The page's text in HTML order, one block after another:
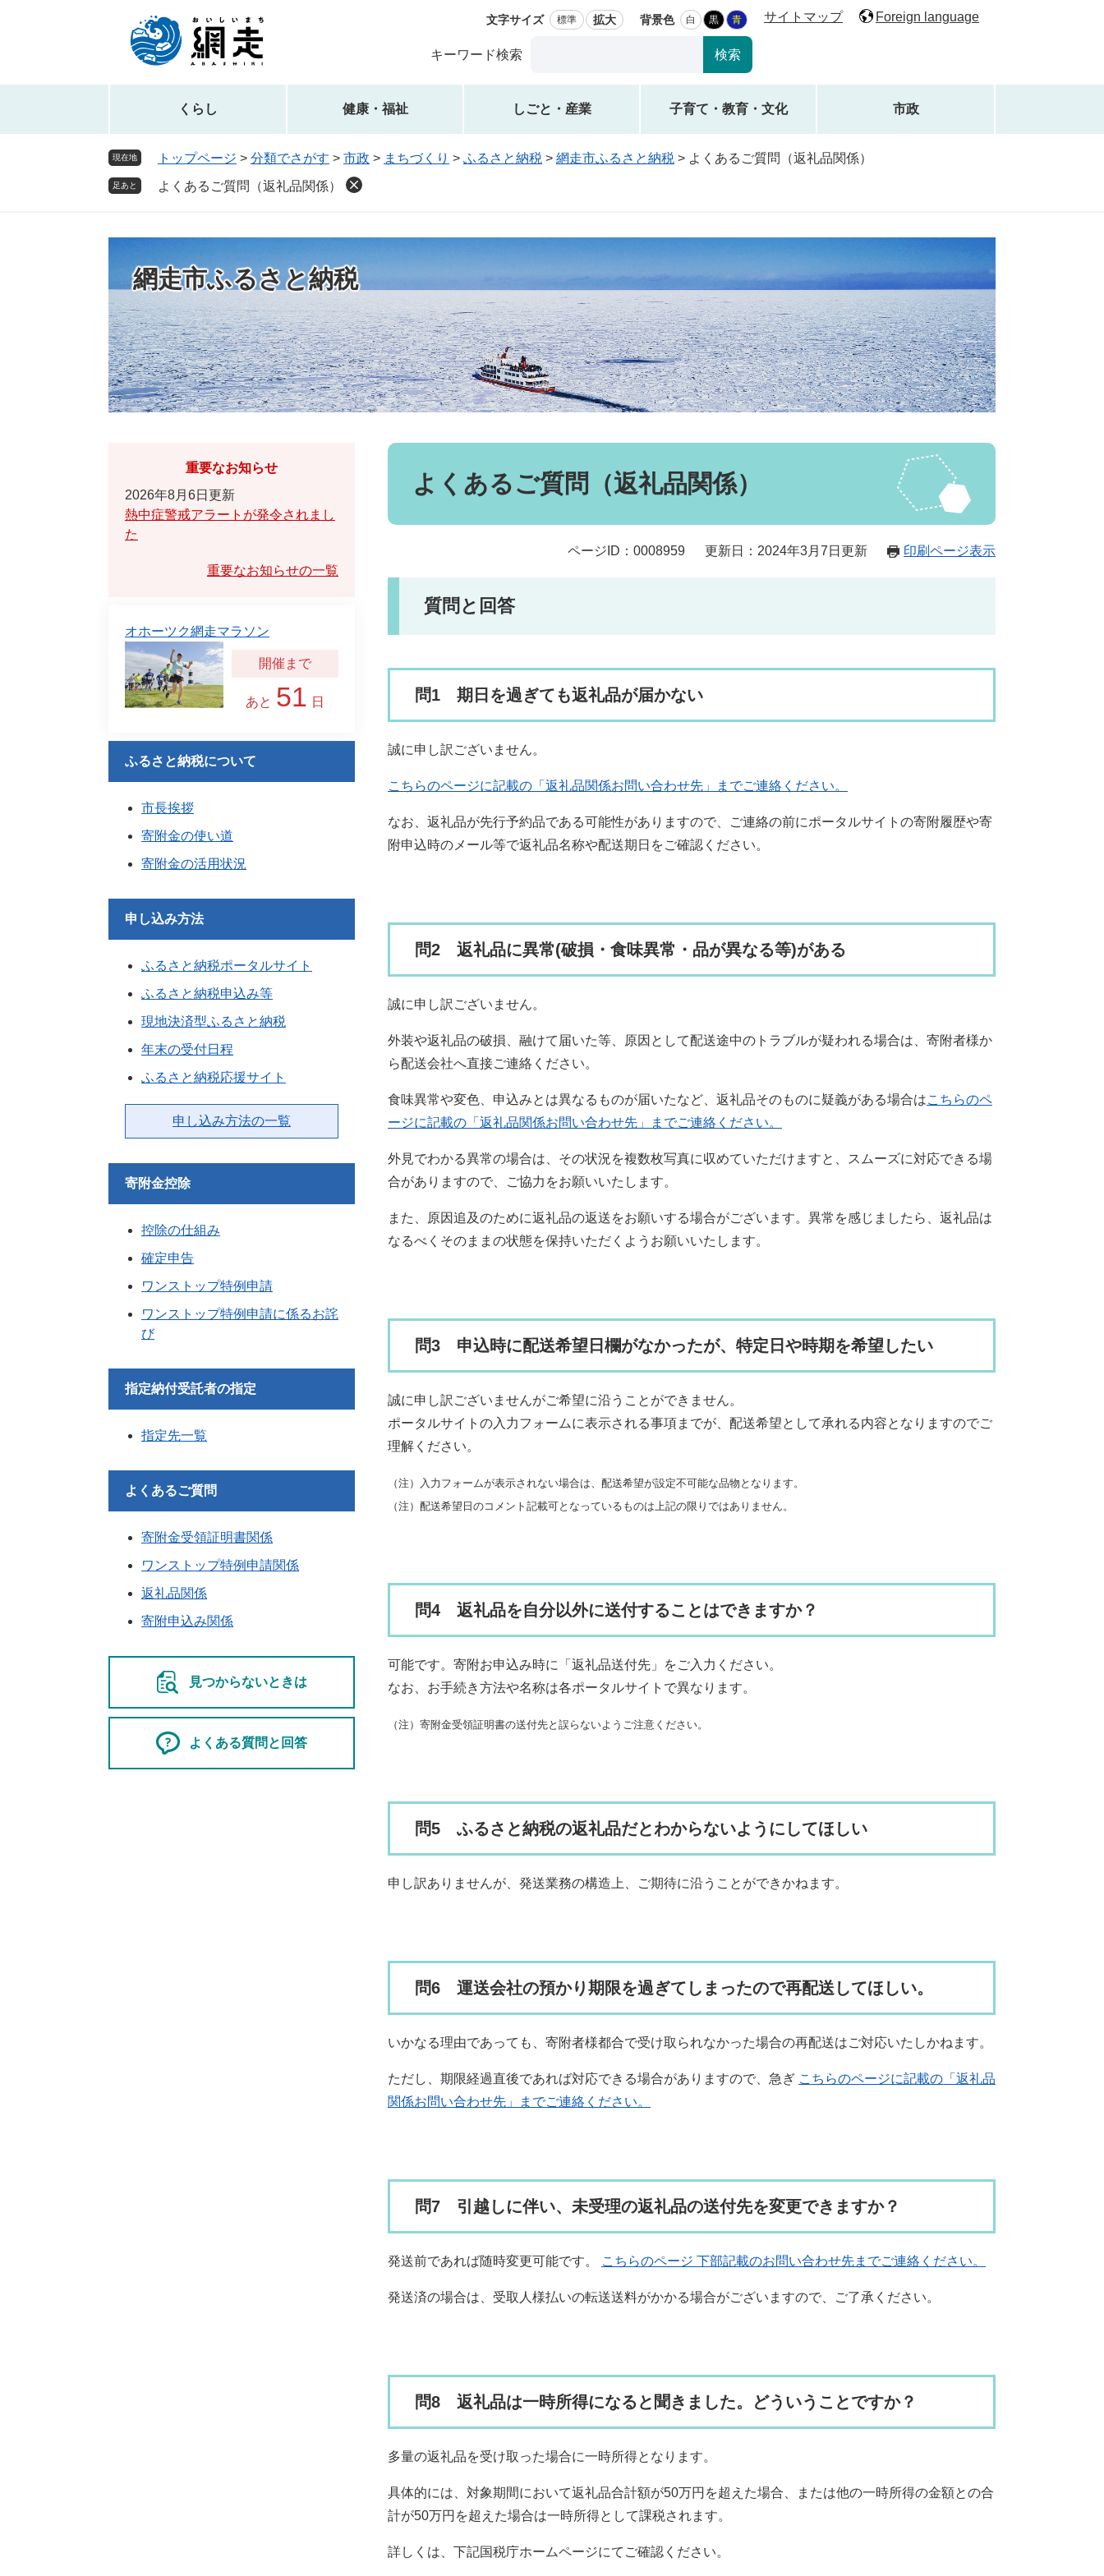
先
を
文字サイズ 標準 拡大 背景色 白 黒 青 サイトマップ Foreign language
キーワード検索
ス
タ
索
くらし 健康・福祉 しごと・産業 子育て・教育・文化 市政
現在地 トップページ > 分類でさがす > 市政 > まちづくり > ふるさと納税 > 網走市ふるさと納税 > よくあるご質問（返礼品関係）
足あと よくあるご質問（返礼品関係）
網走市ふるさと納税
本
よくあるご質問（返礼品関係）
ページID：0008959 更新日：2024年3月7日更新 印刷ページ表示
質問と回答
問1 期日を過ぎても返礼品が届かない
誠に申し訳ございません。
こちらのページに記載の「返礼品関係お問い合わせ先」までご連絡ください。
なお、返礼品が先行予約品である可能性がありますので、ご連絡の前にポータルサイトの寄附履歴や寄
附申込時のメール等で返礼品名称や配送期日をご確認ください。
問2 返礼品に異常(破損・食味異常・品が異なる等)がある
誠に申し訳ございません。
外装や返礼品の破損、融けて届いた等、原因として配送途中のトラブルが疑われる場合は、寄附者様か
ら配送会社へ直接ご連絡ください。
食味異常や変色、申込みとは異なるものが届いたなど、返礼品そのものに疑義がある場合はこちらのペ
ージに記載の「返礼品関係お問い合わせ先」までご連絡ください。
外見でわかる異常の場合は、その状況を複数枚写真に収めていただけますと、スムーズに対応できる場
合がありますので、ご協力をお願いいたします。
また、原因追及のために返礼品の返送をお願いする場合がございます。異常を感じましたら、返礼品は
なるべくそのままの状態を保持いただくようお願いいたします。
問3 申込時に配送希望日欄がなかったが、特定日や時期を希望したい
誠に申し訳ございませんがご希望に沿うことができません。
ポータルサイトの入力フォームに表示される事項までが、配送希望として承れる内容となりますのでご
理解ください。
（注）入力フォームが表示されない場合は、配送希望が設定不可能な品物となります。
（注）配送希望日のコメント記載可となっているものは上記の限りではありません。
問4 返礼品を自分以外に送付することはできますか？
可能です。寄附お申込み時に「返礼品送付先」をご入力ください。
なお、お手続き方法や名称は各ポータルサイトで異なります。
（注）寄附金受領証明書の送付先と誤らないようご注意ください。
問5 ふるさと納税の返礼品だとわからないようにしてほしい
申し訳ありませんが、発送業務の構造上、ご期待に沿うことができかねます。
問6 運送会社の預かり期限を過ぎてしまったので再配送してほしい。
いかなる理由であっても、寄附者様都合で受け取られなかった場合の再配送はご対応いたしかねます。
ただし、期限経過直後であれば対応できる場合がありますので、急ぎ こちらのページに記載の「返礼品
関係お問い合わせ先」までご連絡ください。
問7 引越しに伴い、未受理の返礼品の送付先を変更できますか？
発送前であれば随時変更可能です。 こちらのページ 下部記載のお問い合わせ先までご連絡ください。
発送済の場合は、受取人様払いの転送送料がかかる場合がございますので、ご了承ください。
問8 返礼品は一時所得になると聞きました。どういうことですか？
多量の返礼品を受け取った場合に一時所得となります。
具体的には、対象期間において返礼品合計額が50万円を超えた場合、または他の一時所得の金額との合
計が50万円を超えた場合は一時所得として課税されます。
詳しくは、下記国税庁ホームページにてご確認ください。
重要なお知らせ
2026年8月6日更新
熱中症警戒アラートが発令されまし
た
重要なお知らせの一覧
オホーツク網走マラソン
あと 51 日
ふるさと納税について
市長挨拶
寄附金の使い道
寄附金の活用状況
申し込み方法
ふるさと納税ポータルサイト
ふるさと納税申込み等
現地決済型ふるさと納税
年末の受付日程
ふるさと納税応援サイト
申し込み方法の一覧
寄附金控除
控除の仕組み
確定申告
ワンストップ特例申請
ワンストップ特例申請に係るお詫
び
指定納付受託者の指定
指定先一覧
よくあるご質問
寄附金受領証明書関係
ワンストップ特例申請関係
返礼品関係
寄附申込み関係
見つからないときは
よくある質問と回答